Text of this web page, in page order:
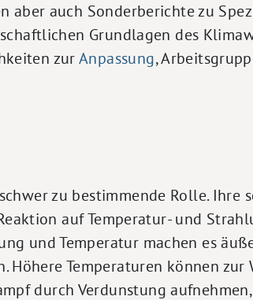
aber auch Sonderberichte zu
Grundlagen des
zurAnpassung,
zu bestimmende Rolle. Ihre
auf Temperatur- und
und Temperatur machen es
Temperaturen können
durch Verdunstung